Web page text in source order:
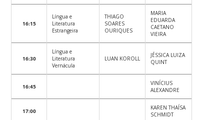
16:15
Língua e
Literatura
Estrangeira
THIAGO
SOARES
OURIQUES
MARIA
EDUARDA
CAETANO
VIEIRA
16:30
Língua e
Literatura
Vernácula
LUAN KOROLL
JÉSSICA LUIZA
QUINT
16:45
VINÍCIUS
ALEXANDRE
17:00
KAREN THAÍSA
SCHMIDT